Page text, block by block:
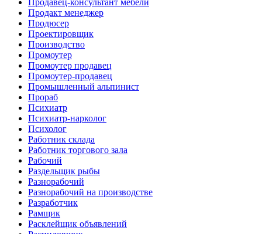
Продавец-консультант мебели
Продакт менеджер
Продюсер
Проектировщик
Производство
Промоутер
Промоутер продавец
Промоутер-продавец
Промышленный альпинист
Прораб
Психиатр
Психиатр-нарколог
Психолог
Работник склада
Работник торгового зала
Рабочий
Раздельщик рыбы
Разнорабочий
Разнорабочий на производстве
Разработчик
Рамщик
Расклейщик объявлений